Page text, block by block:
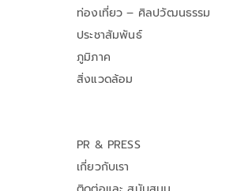
ท่องเที่ยว – ศิลปวัฒนธรรม
ประชาสัมพันธ์
ภูมิภาค
สิ่งแวดล้อม
PR & PRESS
เกี่ยวกับเรา